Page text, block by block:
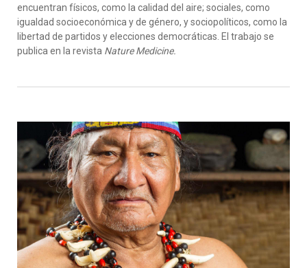
encuentran físicos, como la calidad del aire; sociales, como
igualdad socioeconómica y de género, y sociopolíticos, como la
libertad de partidos y elecciones democráticas. El trabajo se
publica en la revista Nature Medicine.